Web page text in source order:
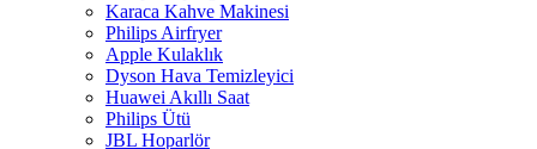
Karaca Kahve Makinesi
Philips Airfryer
Apple Kulaklık
Dyson Hava Temizleyici
Huawei Akıllı Saat
Philips Ütü
JBL Hoparlör